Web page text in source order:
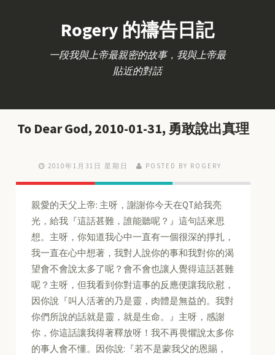
Rogery 的禱告日記
一段我與上帝最親密的故事，我與上帝最
貼近的對話
To Dear God, 2010-01-31, 勇敢說出真理
2010年1月31日 星期日 POSTED BY ROGERY
親愛的天父上帝: 主呀，謝謝你今天在QT給我亮
光，給我『這話甚難，誰能聽呢？』這句話來思
想。主呀，你知道我心中一直有一個很深的掙扎，
我一直在心中想著，我對人說你的事和我對你的渴
望會不會說太多了呢？會不會也讓人覺得這話甚難
呢？主呀，但我看到你對這事的反應便讓我欣慰，
因你說『叫人活著的乃是靈，肉體是無益的。我對
你們所說的話就是靈，就是生命。』主呀，感謝
你，你這話讓我得著釋放呀！我不再畏懼說太多你
的事人會不懂。因你說:『若不是蒙我父的恩賜，